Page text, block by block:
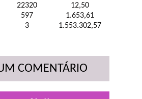
22320
12,50
597
1.653,61
3 1.553.302,57
COMENTÁRIO